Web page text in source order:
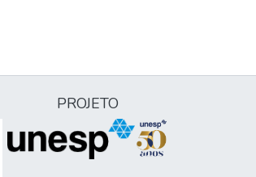
PROJETO